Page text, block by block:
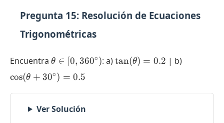
Pregunta 15: Resolución de Ecuaciones
Trigonométricas
Encuentra \theta \in
[0,
360^{\circ})
θ ∈ [0, 360∘): a)\tan(\theta)
= 0.2
tan(θ) = 0.2 | b)
= 0.5
cos(θ + 30∘) = 0.5
Ver Solución